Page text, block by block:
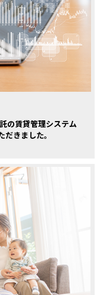
の賃貸管理システム
きました。